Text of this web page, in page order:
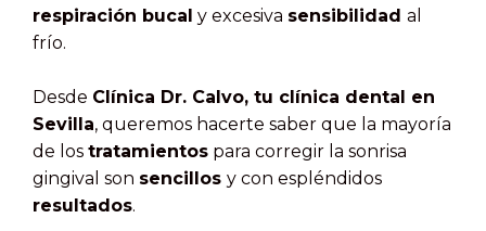
respiración bucal y excesiva sensibilidad al
frío.
Desde Clínica Dr. Calvo, tu clínica dental en
Sevilla, queremos hacerte saber que la mayoría
de los tratamientos para corregir la sonrisa
gingival son sencillos y con espléndidos
resultados.